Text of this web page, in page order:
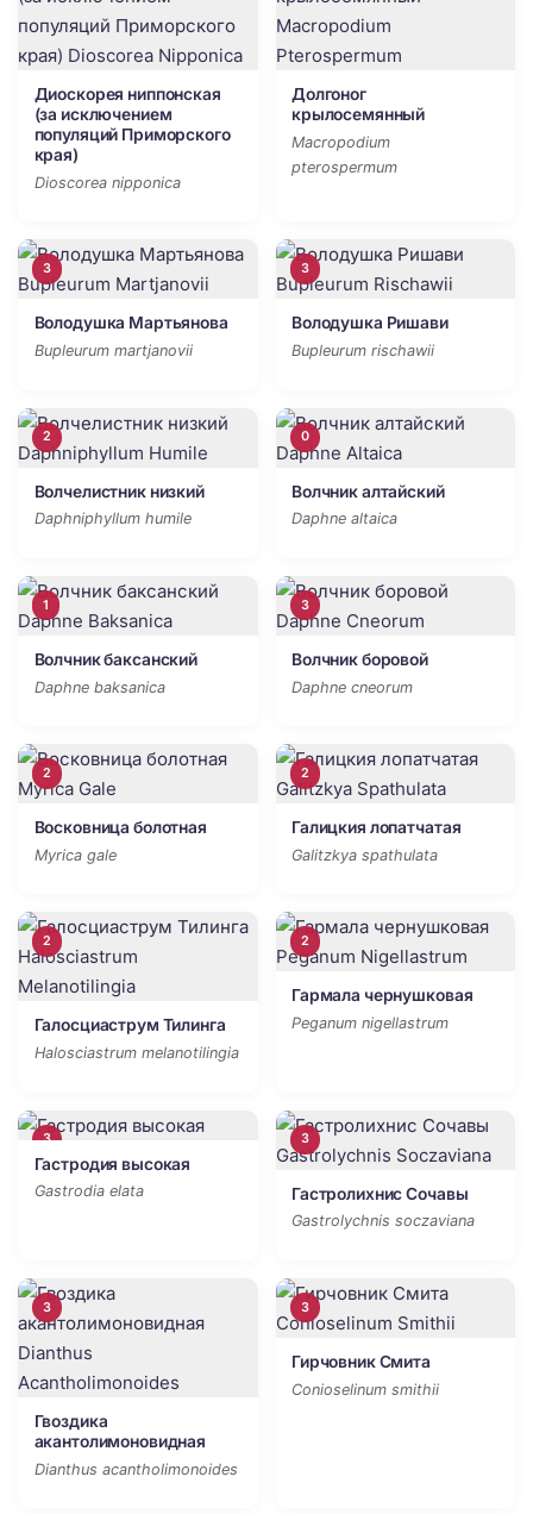
Диоскорея ниппонская
(за исключением
популяций Приморского
края)
Dioscorea nipponica
Долгоног
крылосемянный
Macropodium
pterospermum
3
Володушка Мартьянова
Bupleurum martjanovii
3
Володушка Ришави
Bupleurum rischawii
2
Волчелистник низкий
Daphniphyllum humile
0
Волчник алтайский
Daphne altaica
1
Волчник баксанский
Daphne baksanica
3
Волчник боровой
Daphne cneorum
2
Восковница болотная
Myrica gale
2
Галицкия лопатчатая
Galitzkya spathulata
2
Галосциаструм Тилинга
Halosciastrum melanotilingia
2
Гармала чернушковая
Peganum nigellastrum
3
Гастродия высокая
Gastrodia elata
3
Гастролихнис Сочавы
Gastrolychnis soczaviana
3
Гвоздика
акантолимоновидная
Dianthus acantholimonoides
3
Гирчовник Смита
Conioselinum smithii